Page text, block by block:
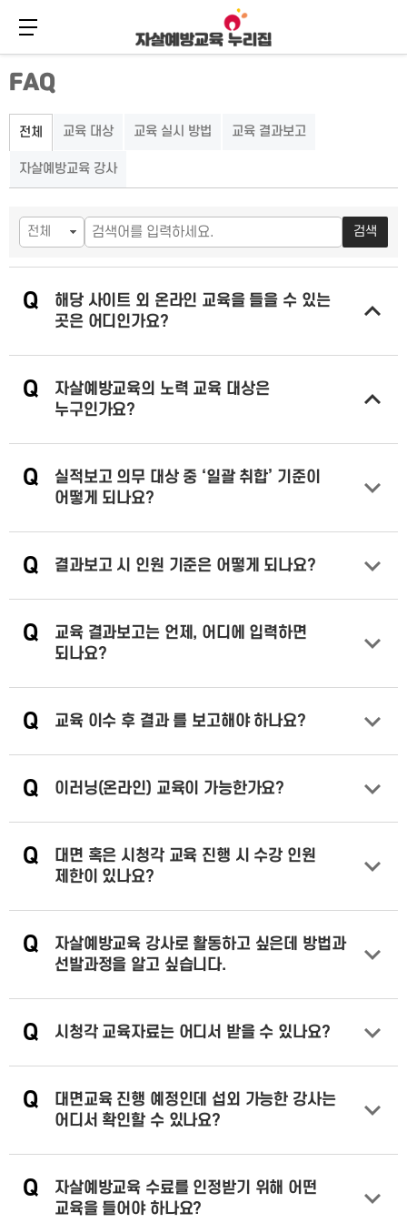
주
메
뉴
바
본
문
바
로
메뉴 버튼
FAQ
전체 교육 대상 교육 실시 방법 교육 결과보고
자살예방교육 강사
검색
Q
해당 사이트 외 온라인 교육을 들을 수 있는
곳은 어디인가요?
Q
자살예방교육의 노력 교육 대상은
누구인가요?
Q
실적보고 의무 대상 중 ‘일괄 취합’ 기준이
어떻게 되나요?
Q 결과보고 시 인원 기준은 어떻게 되나요?
Q
교육 결과보고는 언제, 어디에 입력하면
되나요?
Q 교육 이수 후 결과 를 보고해야 하나요?
Q 이러닝(온라인) 교육이 가능한가요?
Q
대면 혹은 시청각 교육 진행 시 수강 인원
제한이 있나요?
Q
자살예방교육 강사로 활동하고 싶은데 방법과
선발과정을 알고 싶습니다.
Q 시청각 교육자료는 어디서 받을 수 있나요?
Q
대면교육 진행 예정인데 섭외 가능한 강사는
어디서 확인할 수 있나요?
Q
자살예방교육 수료를 인정받기 위해 어떤
교육을 들어야 하나요?